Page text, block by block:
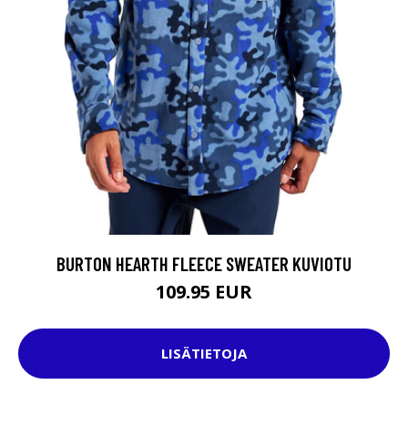
BURTON HEARTH FLEECE SWEATER KUVIOTU
109.95 EUR
LISÄTIETOJA